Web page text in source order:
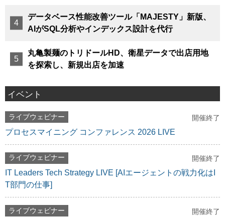
データベース性能改善ツール「MAJESTY」新版、
AIがSQL分析やインデックス設計を代行
丸亀製麺のトリドールHD、衛星データで出店用地
を探索し、新規出店を加速
イベント
ライブウェビナー 開催終了
プロセスマイニング コンファレンス 2026 LIVE
ライブウェビナー 開催終了
IT Leaders Tech Strategy LIVE [AIエージェントの戦力化はI
T部門の仕事]
ライブウェビナー 開催終了